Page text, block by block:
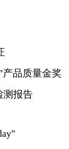
品质量金奖
报告